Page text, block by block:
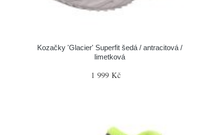
Kozačky 'Glacier' Superfit šedá / antracitová /
limetková
1 999 Kč